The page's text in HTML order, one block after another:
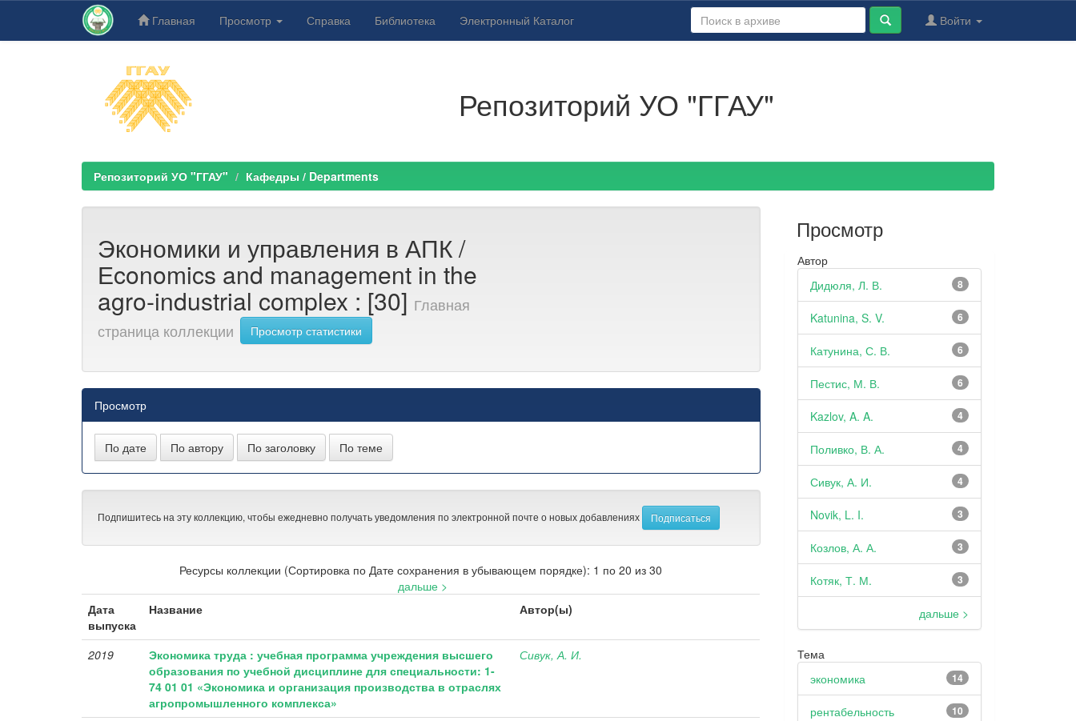
Главная Просмотр Справка Библиотека Электронный Каталог Войти
Репозиторий УО "ГГАУ"
Репозиторий УО "ГГАУ" Кафедры / Departments
Экономики и управления в АПК /
Еconomics and management in the
agro-industrial complex : [30] Главная
страница коллекции
Просмотр статистики
Просмотр
Подпишитесь на эту коллекцию, чтобы ежедневно получать уведомления по электронной почте о новых добавлениях
Ресурсы коллекции (Сортировка по Дате сохранения в убывающем порядке): 1 по 20 из 30
дальше >
Дата
выпуска
Название Автор(ы)
2019
Экономика труда : учебная программа учреждения высшего
образования по учебной дисциплине для специальности: 1-
74 01 01 «Экономика и организация производства в отраслях
агропромышленного комплекса»
Сивук, А. И.
Просмотр
Автор
8
Дидюля, Л. В.
6
Katunina, S. V.
6
Катунина, С. В.
6
Пестис, М. В.
4
Kazlov, A. A.
4
Поливко, В. А.
4
Сивук, А. И.
3
Novik, L. I.
3
Козлов, А. А.
3
Котяк, Т. М.
дальше >
Тема
14
экономика
10
рентабельность